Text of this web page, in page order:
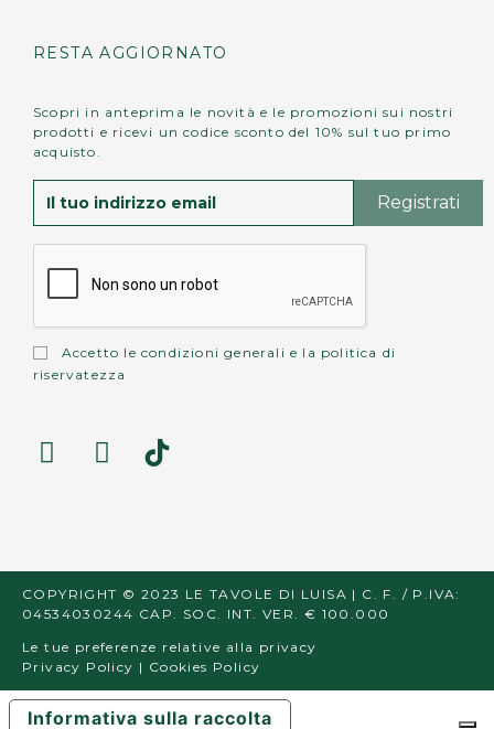
RESTA AGGIORNATO
Scopri in anteprima le novità e le promozioni sui nostri
prodotti e ricevi un codice sconto del 10% sul tuo primo
acquisto.
Accetto le condizioni generali e la politica di
riservatezza
COPYRIGHT © 2023 LE TAVOLE DI LUISA | C. F. / P.IVA:
04534030244 CAP. SOC. INT. VER. € 100.000
Le tue preferenze relative alla privacy
Privacy Policy | Cookies Policy
Informativa sulla raccolta